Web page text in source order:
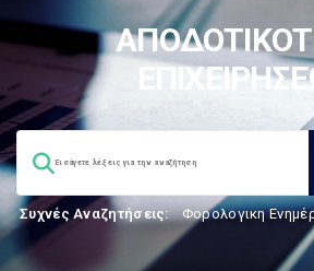
Συχνές Αναζητήσεις: Φορολογικη